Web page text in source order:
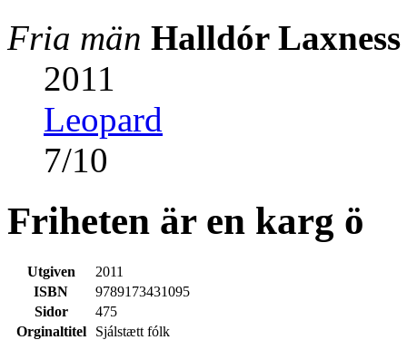
Fria män Halldór Laxness
2011
Leopard
7/10
Friheten är en karg ö
Utgiven
2011
ISBN
9789173431095
Sidor
475
Orginaltitel
Sjálstætt fólk